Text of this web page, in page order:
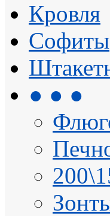
Кровля
Софиты
● ● ●